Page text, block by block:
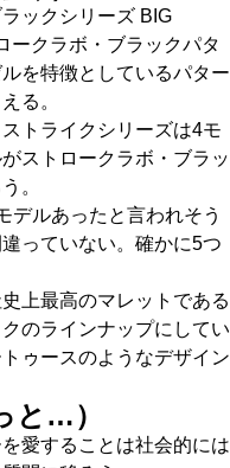
ックシリーズ BIG
ークラボ・ブラックパタ
を特徴としているパター
る。
トライクシリーズは4モ
ストロークラボ・ブラッ
。
デルあったと言われそう
っていない。確かに5つ
上最高のマレットである
のラインナップにしてい
ゥースのようなデザイン
と…）
愛することは社会的には